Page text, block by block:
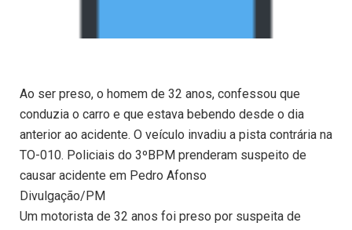
Ao ser preso, o homem de 32 anos, confessou que
conduzia o carro e que estava bebendo desde o dia
anterior ao acidente. O veículo invadiu a pista contrária na
TO-010. Policiais do 3ºBPM prenderam suspeito de
causar acidente em Pedro Afonso
Divulgação/PM
Um motorista de 32 anos foi preso por suspeita de